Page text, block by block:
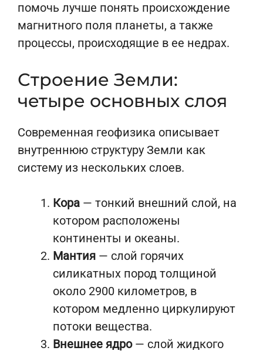
помочь лучше понять происхождение
магнитного поля планеты, а также
процессы, происходящие в ее недрах.
Строение Земли:
четыре основных слоя
Современная геофизика описывает
внутреннюю структуру Земли как
систему из нескольких слоев.
Кора — тонкий внешний слой, на
котором расположены
континенты и океаны.
Мантия — слой горячих
силикатных пород толщиной
около 2900 километров, в
котором медленно циркулируют
потоки вещества.
Внешнее ядро— слой жидкого